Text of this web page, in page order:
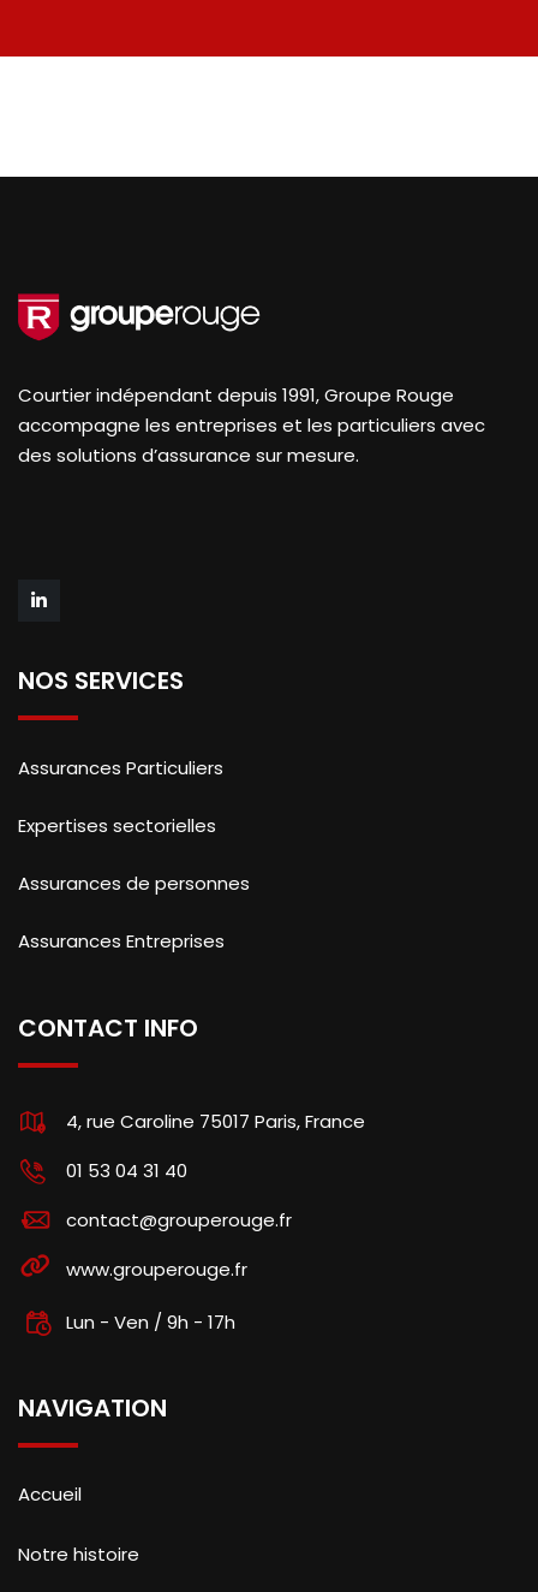
Courtier indépendant depuis 1991, Groupe Rouge
accompagne les entreprises et les particuliers avec
des solutions d’assurance sur mesure.
NOS SERVICES
Assurances Particuliers
Expertises sectorielles
Assurances de personnes
Assurances Entreprises
CONTACT INFO
4, rue Caroline 75017 Paris, France
01 53 04 31 40
contact@grouperouge.fr
www.grouperouge.fr
Lun - Ven / 9h - 17h
NAVIGATION
Accueil
Notre histoire